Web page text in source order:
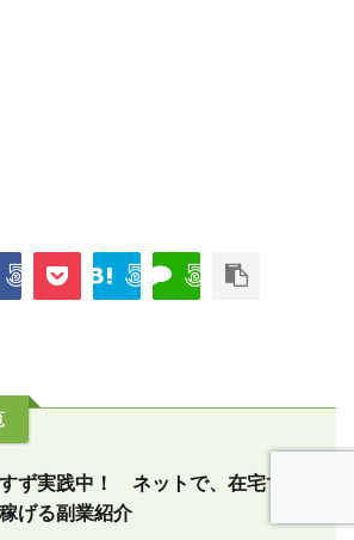
すず実践中！ ネットで、在宅で、
稼げる副業紹介